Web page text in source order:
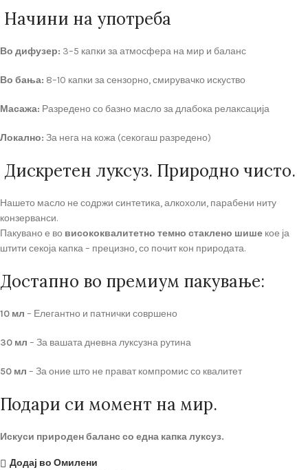
Начини на употреба
Во дифузер: 3–5 капки за атмосфера на мир и баланс
Во бања: 8–10 капки за сензорно, смирувачко искуство
Масажа: Разредено со базно масло за длабока релаксација
Локално: За нега на кожа (секогаш разредено)
Дискретен луксуз. Природно чисто.
Нашето масло не содржи синтетика, алкохоли, парабени ниту
конзерванси.
Пакувано е во висококвалитетно темно стаклено шише кое ја
штити секоја капка – прецизно, со почит кон природата.
Достапно во премиум пакување:
10 мл – Елегантно и патнички совршено
30 мл – За вашата дневна луксузна рутина
50 мл – За оние што не прават компромис со квалитет
Подари си момент на мир.
Искуси природен баланс со една капка луксуз.
Додај во Омилени